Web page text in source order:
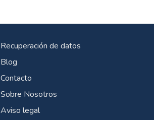
Recuperación de datos
Blog
Contacto
Sobre Nosotros
Aviso legal